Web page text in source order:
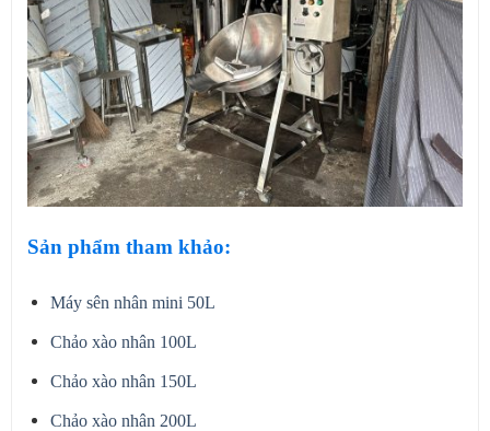
Sản phẩm tham khảo:
Máy sên nhân mini 50L
Chảo xào nhân 100L
Chảo xào nhân 150L
Chảo xào nhân 200L